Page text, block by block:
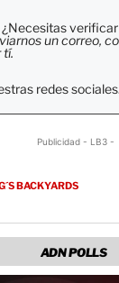
¿Necesitas
un correo,
tí.
redes sociales.
Publicidad - LB3 -
BACKYARDS
ADN POLLS